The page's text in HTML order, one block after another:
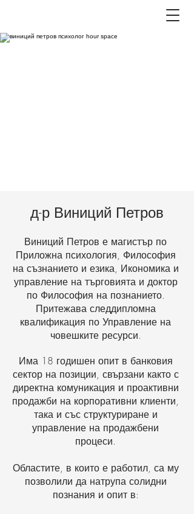
д-р Виниций Петров
Виниций Петров е магистър по
Приложна психология, Философия
на съзнанието и езика, Икономика и
управление на търговията и доктор
по Философия на познанието.
Притежава следдипломна
квалификация по Управление на
човешките ресурси.
Има 18 годишен опит в банковия
сектор на позиции, свързани както с
директна комуникация и проактивни
продажби на корпоративни клиенти,
така и със структуриране и
управление на продажбени
процеси.
Областите, в които е работил, са му
позволили да натрупа солидни
познания и опит в: